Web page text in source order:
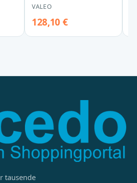
Renault
VALEO
128,10 €
tausende